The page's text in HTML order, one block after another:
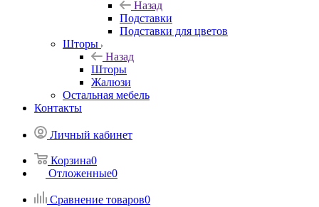
Назад
Подставки
Подставки для цветов
Шторы
Назад
Шторы
Жалюзи
Остальная мебель
Контакты
Личный кабинет
Корзина0
Отложенные0
Сравнение товаров0